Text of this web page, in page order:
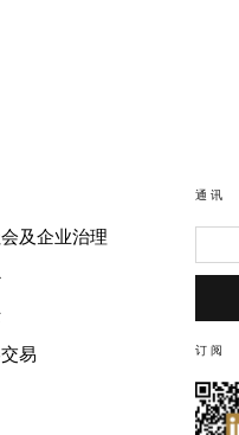
及企业治理
易
通讯
订阅